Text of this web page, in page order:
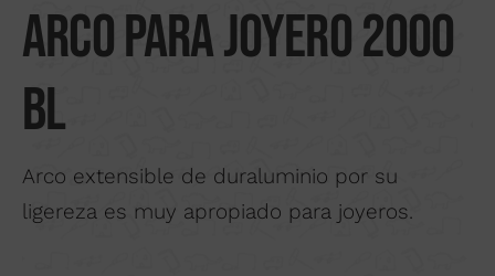
Contactar
Arco para joyero 2000
BL
Arco extensible de duraluminio por su
ligereza es muy apropiado para joyeros.